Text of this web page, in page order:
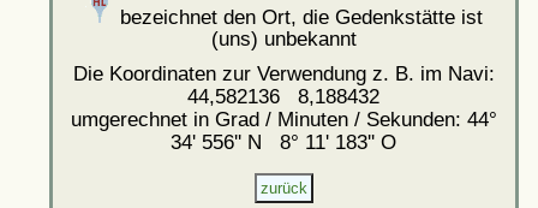
bezeichnet den Ort, die Gedenkstätte ist
(uns) unbekannt
Die Koordinaten zur Verwendung z. B. im Navi:
44,582136 8,188432
umgerechnet in Grad / Minuten / Sekunden: 44°
34' 556'' N 8° 11' 183'' O